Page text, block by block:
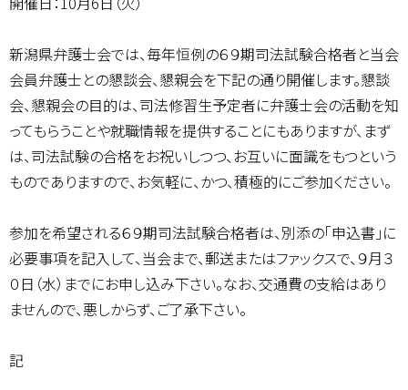
新潟県弁護士会では、毎年恒例の６９期司法試験合格者と当会
会員弁護士との懇談会、懇親会を下記の通り開催します。懇談
会、懇親会の目的は、司法修習生予定者に弁護士会の活動を知
ってもらうことや就職情報を提供することにもありますが、まず
は、司法試験の合格をお祝いしつつ、お互いに面識をもつという
ものでありますので、お気軽に、かつ、積極的にご参加ください。
参加を希望される６９期司法試験合格者は、別添の「申込書」に
必要事項を記入して、当会まで、郵送またはファックスで、９月３
０日（水）までにお申し込み下さい。なお、交通費の支給はあり
ませんので、悪しからず、ご了承下さい。
記